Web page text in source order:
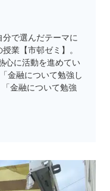
で選んだテーマに
業【市邨ゼミ】。
心に活動を進めてい
金融について勉強し
金融について勉強